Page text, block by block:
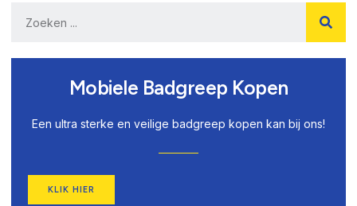
Mobiele Badgreep Kopen
Een ultra sterke en veilige badgreep kopen kan bij ons!
KLIK HIER